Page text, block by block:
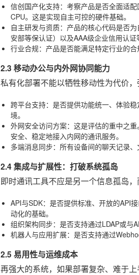
信创国产化支持：考察产品是否全面适
CPU。这是实现自主可控的硬件基础。
自主研发与资质：产品的核心代码是否
安部等保认证）以及AAA级企业信用认证
行业合规：产品是否能满足特定行业的
2.3 移动办公与内外网协同能力
私有化部署不能以牺牲移动性为代价，
跨平台支持：是否提供功能统一、体验
境。
外网安全访问方案：这是评估的重中之
安全、稳定地接入内网的通讯服务。
多端消息同步：所有设备间的聊天记录
2.4 集成与扩展性：打破系统孤岛
即时通讯工具不应是另一个信息孤岛
API与SDK：是否提供标准、开放的API
动化的基础。
组织架构同步：是否支持通过LDAP或与
机器人与应用扩展：是否支持通过
2.5 易用性与运维成本
再强大的系统，如果部署复杂、难于上